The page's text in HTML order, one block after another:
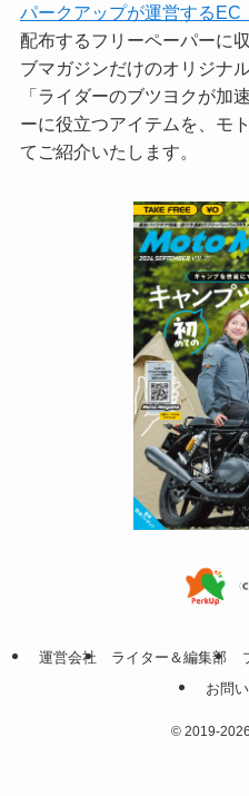
パークアップが運営するEC
配布するフリーペーパーに
ブマガジンだけのオリジナ
「ライダーのブツヨクが加
ーに役立つアイテムを、モ
てご紹介いたします。
運営会社 ライター＆編集部
お問
©2019-